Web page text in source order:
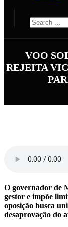
VOO
REJEITA
O governador de
gestor e impõe
oposição busca
desaprovação do